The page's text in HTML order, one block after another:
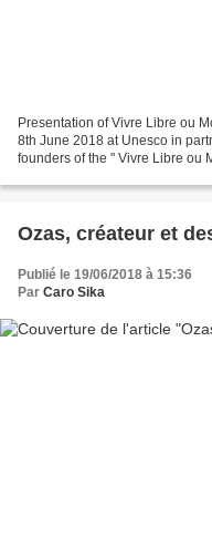
Presentation of Vivre Libre ou
8th June 2018 at Unesco in
founders of the " Vivre Libre ou
Ozas, créateur et
Publié le 19/06/2018 à 15:36
Par Caro Sika